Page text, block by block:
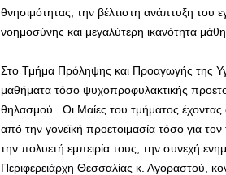
θνησιμότητας, την βέλτιστη ανάπτυξη του
νοημοσύνης και μεγαλύτερη ικανότητα
Στο Τμήμα Πρόληψης και Προαγωγής της
μαθήματα τόσο ψυχοπροφυλακτικής
θηλασμού . Οι Μαίες του τμήματος έχοντας
από την γονεϊκή προετοιμασία τόσο για
την πολυετή εμπειρία τους, την συνεχή
Περιφερειάρχη Θεσσαλίας κ. Αγοραστού,